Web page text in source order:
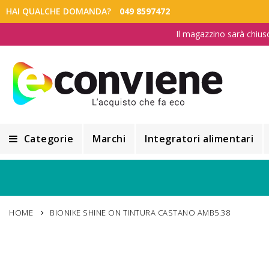
HAI QUALCHE DOMANDA? 049 8597472
Il magazzino sarà
Categorie
Alimentazione e Dietetica
Marchi Integratori alimentari
HOME BIONIKE SHINE ON TINTURA CASTANO AMB5.38